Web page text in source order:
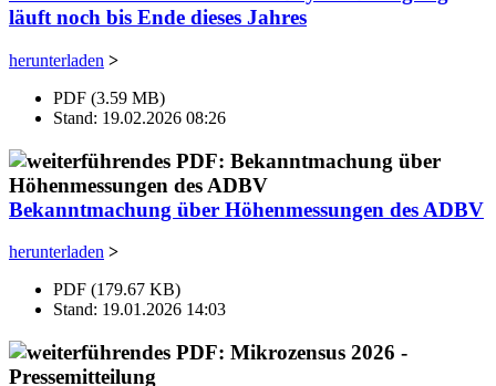
läuft noch bis Ende dieses Jahres
herunterladen >
PDF (3.59 MB)
Stand: 19.02.2026 08:26
Bekanntmachung über Höhenmessungen des ADBV
herunterladen >
PDF (179.67 KB)
Stand: 19.01.2026 14:03